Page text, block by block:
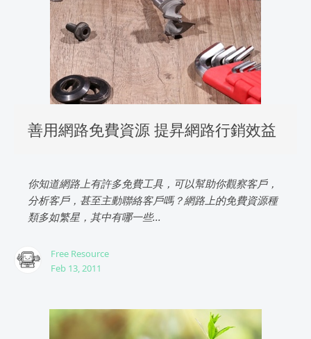
善用網路免費資源 提昇網路行銷效益
你知道網路上有許多免費工具，可以幫助你觀察客戶，
分析客戶，甚至主動聯絡客戶嗎？網路上的免費資源種
類多如繁星，其中有哪一些...
Free Resource
Feb 13, 2011